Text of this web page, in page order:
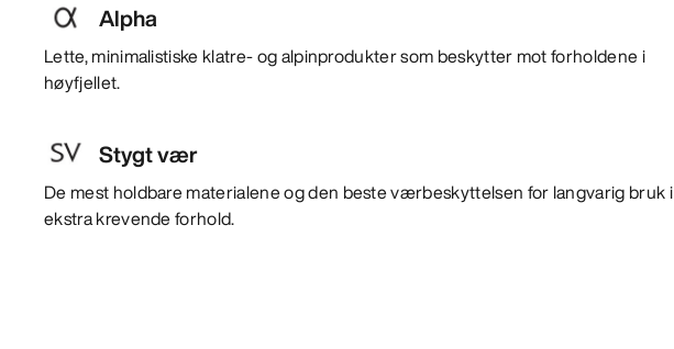
Alpha
Lette, minimalistiske klatre- og alpinprodukter som beskytter mot forholdene i
høyfjellet.
Stygt vær
De mest holdbare materialene og den beste værbeskyttelsen for langvarig bruk i
ekstra krevende forhold.